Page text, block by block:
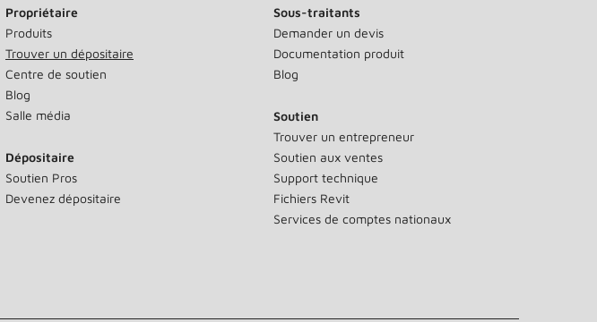
Propriétaire
Produits
Trouver un dépositaire
Centre de soutien
Blog
Salle média
Dépositaire
Soutien Pros
Devenez dépositaire
Sous-traitants
Demander un devis
Documentation produit
Blog
Soutien
Trouver un entrepreneur
Soutien aux ventes
Support technique
Fichiers Revit
Services de comptes nationaux